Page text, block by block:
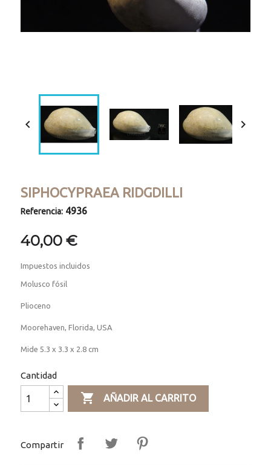
 
SIPHOCYPRAEA RIDGDILLI
Referencia: 4936
40,00 €
Impuestos incluidos
Molusco fósil
Plioceno
Moorehaven, Florida, USA
Mide 5.3 x 3.3 x 2.8 cm
Cantidad
 AÑADIR AL CARRITO
Compartir